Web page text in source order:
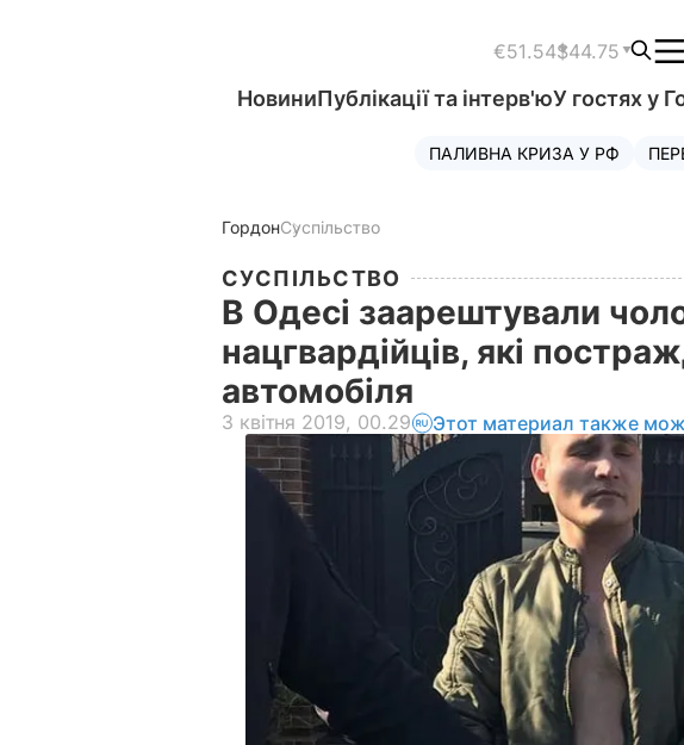
€51.54$44.75
НовиниПублікації та інтерв'юУ гостях у
ПАЛИВНА КРИЗА У РФ
ГордонСуспільство
СУСПІЛЬСТВО
В Одесі заарештували
нацгвардійців, які
автомобіля
3 квітня 2019, 00.29 Этот материал также